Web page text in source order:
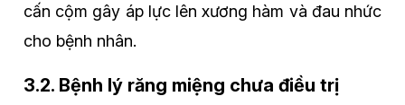
cấn cộm gây áp lực lên xương hàm và đau nhức
cho bệnh nhân.
3.2. Bệnh lý răng miệng chưa điều trị